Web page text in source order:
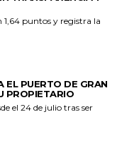
puntos y registra la
EL PUERTO DE GRAN
PROPIETARIO
el 24 de julio tras ser